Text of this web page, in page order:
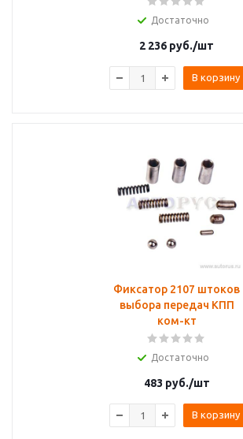
Достаточно
2 236 руб./шт
В корзину
Фиксатор 2107 штоков
выбора передач КПП
ком-кт
Достаточно
483 руб./шт
В корзину